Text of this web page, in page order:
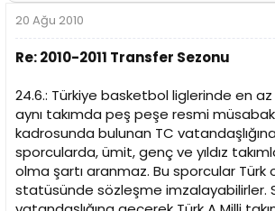
20 Ağu 2010
Re: 2010-2011 Transfer Sezonu
24.6.: Türkiye basketbol liglerinde en
aynı takımda peş peşe resmi
kadrosunda bulunan TC
sporcularda, ümit, genç ve yıldız
olma şartı aranmaz. Bu sporcular Türk
statüsünde sözleşme imzalayabilirler.